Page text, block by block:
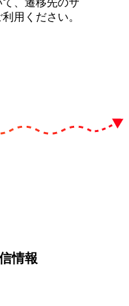
用ください。
情報